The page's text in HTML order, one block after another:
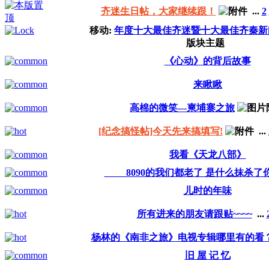
齐迷生日帖，大家继续跟！
... 2
移动: 年度十大最佳齐迷暨十大最佳齐秦
版块主题
《心动》的背后故事
来瞅瞅
高棉的微笑---柬埔寨之旅
[纪念搞怪帖]今天先来搞填写! ...
我看《天龙八部》
8090的我们都老了 是什么抹杀了
儿时的年味
所有进来的朋友请跟贴~~~~ ...
杨林的《南非之旅》电视专辑哪里有的看
旧 屋 记 忆